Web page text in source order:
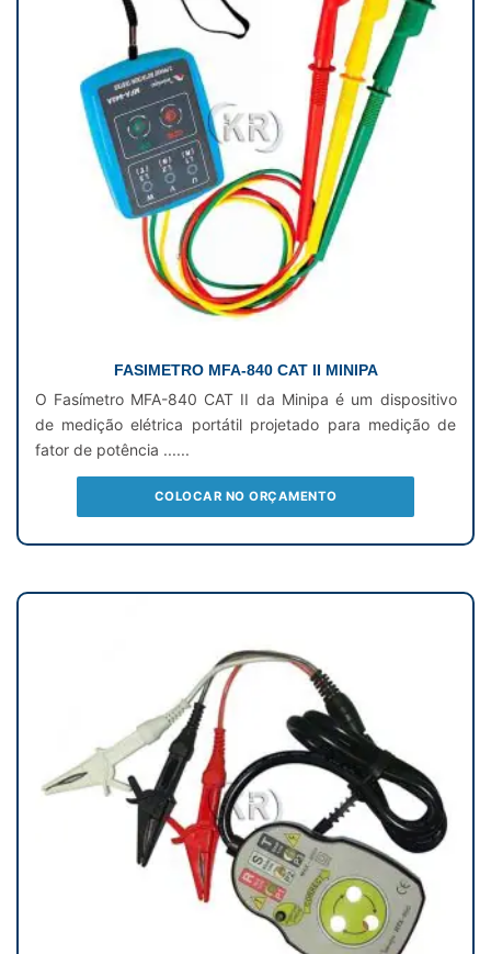
FASIMETRO MFA-840 CAT II MINIPA
O Fasímetro MFA-840 CAT II da Minipa é um dispositivo
de medição elétrica portátil projetado para medição de
fator de potência ......
COLOCAR NO ORÇAMENTO